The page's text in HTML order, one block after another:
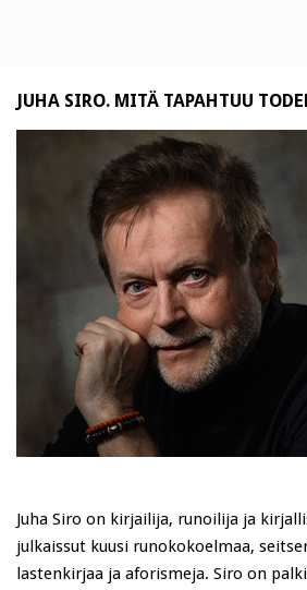
JUHA SIRO. MITÄ TAPAHTUU
Juha Siro on kirjailija, runoilija ja
julkaissut kuusi runokokoelmaa,
lastenkirjaa ja aforismeja. Siro on